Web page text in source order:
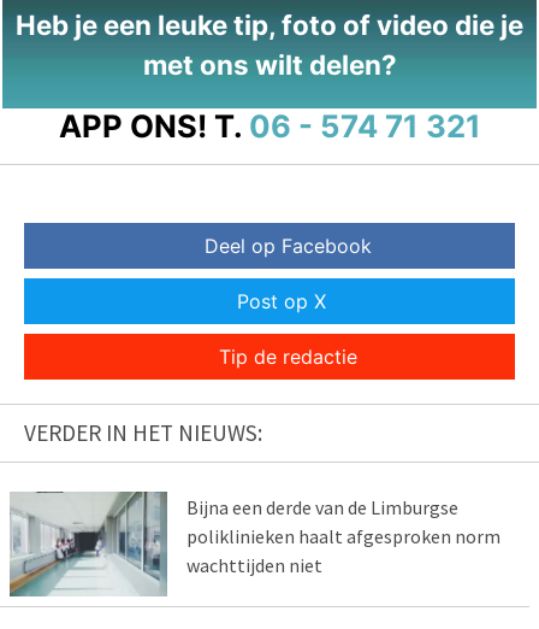
Heb je een leuke tip, foto of video die je
met ons wilt delen?
APP ONS! T. 06 - 574 71 321
Deel op Facebook
Post op X
Tip de redactie
VERDER IN HET NIEUWS:
Bijna een derde van de Limburgse
poliklinieken haalt afgesproken norm
wachttijden niet